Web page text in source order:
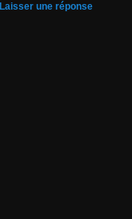
Laisser une réponse